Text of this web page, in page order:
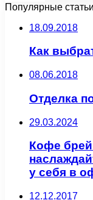
Популярные статьи
18.09.2018
Как
08.06.2018
Отделка
29.03.2024
Кофе
у себя в
12.12.2017